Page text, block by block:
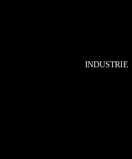
INDUSTRIE